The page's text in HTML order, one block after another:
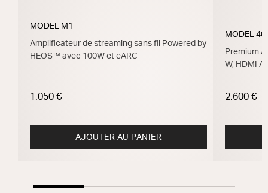
MODEL M1
Amplificateur de streaming sans fil Powered by
HEOS™ avec 100W et eARC
1.050 €
AJOUTER AU PANIER
MODEL
Premium
W, HDMI
2.600 €